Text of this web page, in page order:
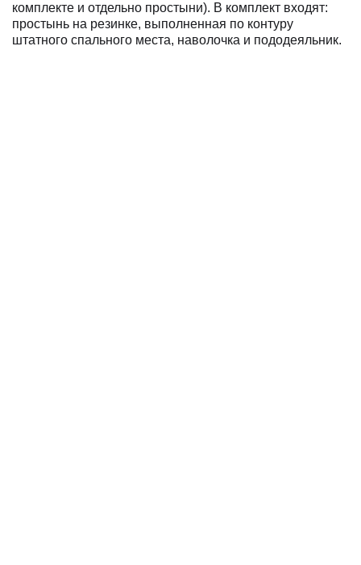
комплекте и отдельно простыни). В комплект входят:
простынь на резинке, выполненная по контуру
штатного спального места, наволочка и пододеяльник.